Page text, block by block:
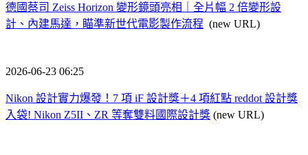
德國蔡司 Zeiss Horizon 變形鏡頭亮相｜全片幅 2 倍變形設
計、內建馬達，瞄準新世代電影製作流程 (new URL)
2026-06-23 06:25
Nikon 設計實力爆發！7 項 iF 設計獎＋4 項紅點 reddot 設計獎
入袋! Nikon Z5II、ZR 等奪雙料國際設計獎 (new URL)